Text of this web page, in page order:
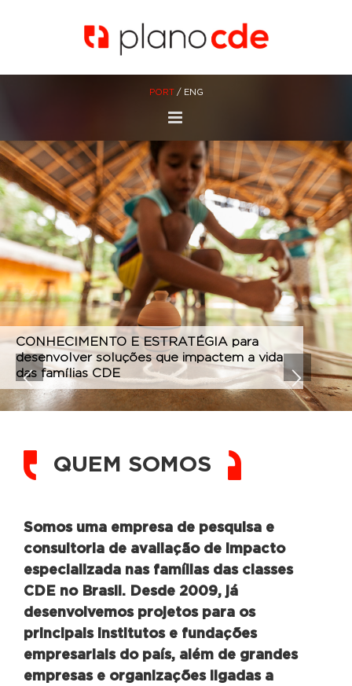
PORT/ ENG
CONHECIMENTO E ESTRATÉGIA para
desenvolver soluções que impactem a vida
das famílias CDE
QUEM SOMOS
Somos uma empresa de pesquisa e
consultoria de avaliação de impacto
especializada nas famílias das classes
CDE no Brasil. Desde 2009, já
desenvolvemos projetos para os
principais institutos e fundações
empresariais do país, além de grandes
empresas e organizações ligadas a